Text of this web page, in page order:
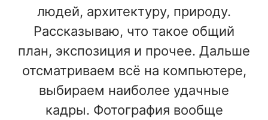
людей, архитектуру, природу.
Рассказываю, что такое общий
план, экспозиция и прочее. Дальше
отсматриваем всё на компьютере,
выбираем наиболее удачные
кадры. Фотография вообще